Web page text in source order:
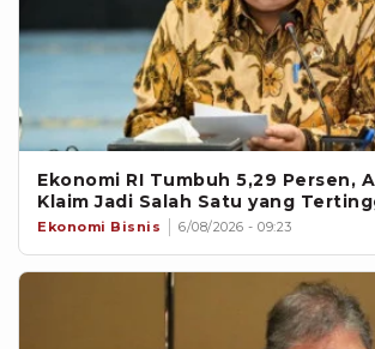
Ekonomi RI Tumbuh 5,29 Persen,
Klaim Jadi Salah Satu yang
Ekonomi Bisnis 6/08/2026 - 09:23